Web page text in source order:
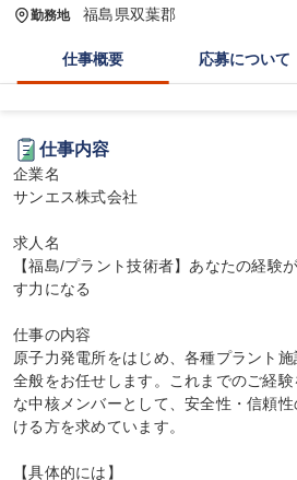
勤務地 福島県双葉郡
仕事概要 応募について
仕事内容
企業名
サンエス株式会社
求人名
【福島/プラント技術者】あなたの経験
す力になる
仕事の内容
原子力発電所をはじめ、各種プラント
全般をお任せします。これまでのご経
な中核メンバーとして、安全性・信頼
ける方を求めています。
【具体的には】